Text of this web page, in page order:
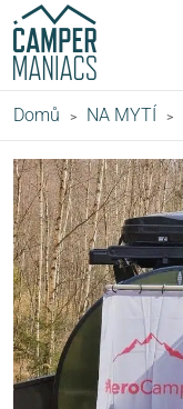
Domů > NA MYTÍ >